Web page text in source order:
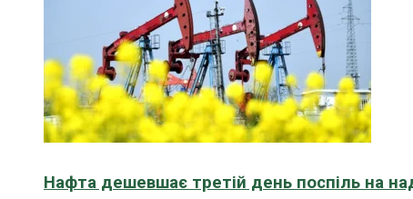
Нафта дешевшає третій день поспіль на